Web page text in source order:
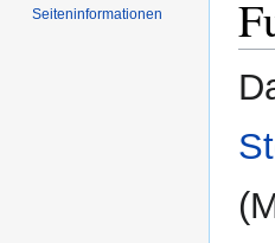
Seiten­informationen